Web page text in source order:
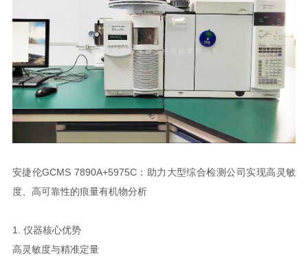
安捷伦GCMS 7890A+5975C：助力大型综合检测公司实现高灵敏
度、高可靠性的痕量有机物分析
1. 仪器核心优势
高灵敏度与精准定量